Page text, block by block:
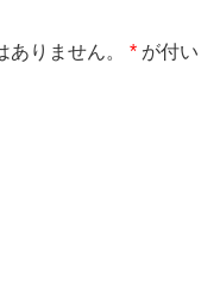
りません。 * が付い